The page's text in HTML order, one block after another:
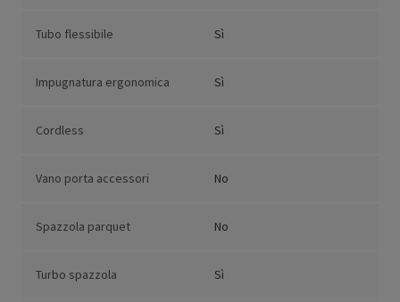
Tubo flessibile Sì
Impugnatura ergonomica Sì
Cordless Sì
Vano porta accessori No
Spazzola parquet No
Turbo spazzola Sì